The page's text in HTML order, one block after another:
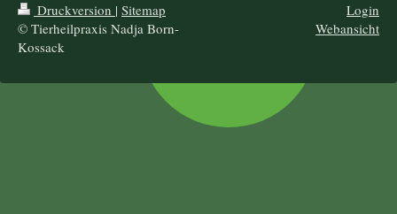
Druckversion | Sitemap
© Tierheilpraxis Nadja Born-
Kossack
Login
Webansicht